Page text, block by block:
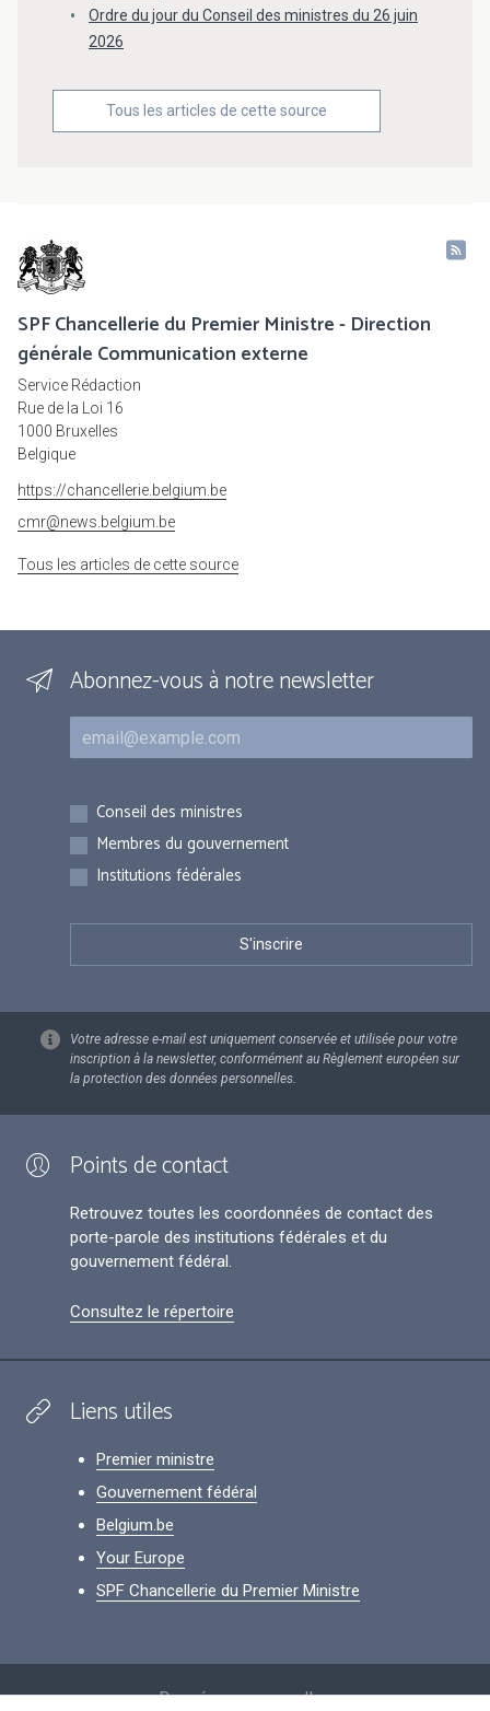
Ordre du jour du Conseil des ministres du 26 juin
2026
Tous les articles de cette source
SPF Chancellerie du Premier Ministre - Direction
générale Communication externe
Service Rédaction
Rue de la Loi 16
1000 Bruxelles
Belgique
https://chancellerie.belgium.be
cmr@news.belgium.be
Tous les articles de cette source
Abonnez-vous à notre newsletter
Courriel
Inscriptions
Conseil des ministres
Membres du gouvernement
Institutions fédérales
Votre adresse e-mail est uniquement conservée et utilisée pour votre
inscription à la newsletter, conformément au Règlement européen sur
la protection des données personnelles.
Points de contact
Retrouvez toutes les coordonnées de contact des
porte-parole des institutions fédérales et du
gouvernement fédéral.
Consultez le répertoire
Liens utiles
Premier ministre
Gouvernement fédéral
Belgium.be
Your Europe
SPF Chancellerie du Premier Ministre
Données personnelles